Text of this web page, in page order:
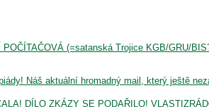
(=satanská Trojice KGB/GRU/
Náš aktuální hromadný mail, který ještě
DÍLO ZKÁZY SE PODAŘILO!